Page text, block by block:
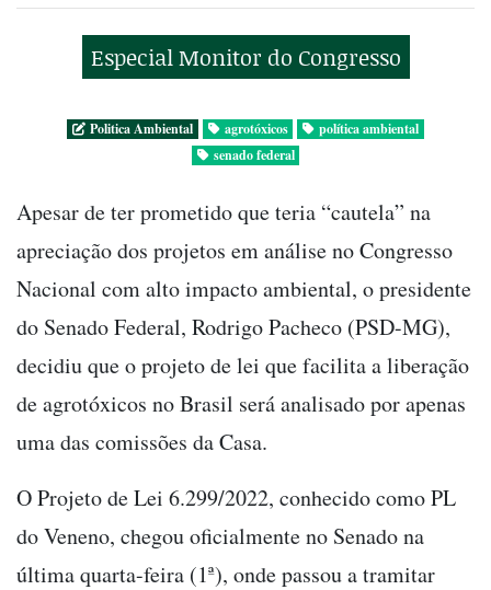
Especial Monitor do Congresso
Politica Ambiental agrotóxicos
política ambiental
senado federal
Apesar de ter prometido que teria “cautela” na
apreciação dos projetos em análise no Congresso
Nacional com alto impacto ambiental, o presidente
do Senado Federal, Rodrigo Pacheco (PSD-MG),
decidiu que o projeto de lei que facilita a liberação
de agrotóxicos no Brasil será analisado por apenas
uma das comissões da Casa.
O Projeto de Lei 6.299/2022, conhecido como PL
do Veneno, chegou oficialmente no Senado na
última quarta-feira (1ª), onde passou a tramitar